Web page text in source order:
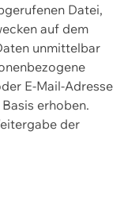
Datei,
auf dem
unmittelbar
E-Mail-Adresse
erhoben.
der